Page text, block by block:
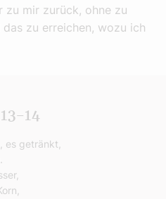
zu mir zurück, ohne zu
zu erreichen, wozu ich
es getränkt,